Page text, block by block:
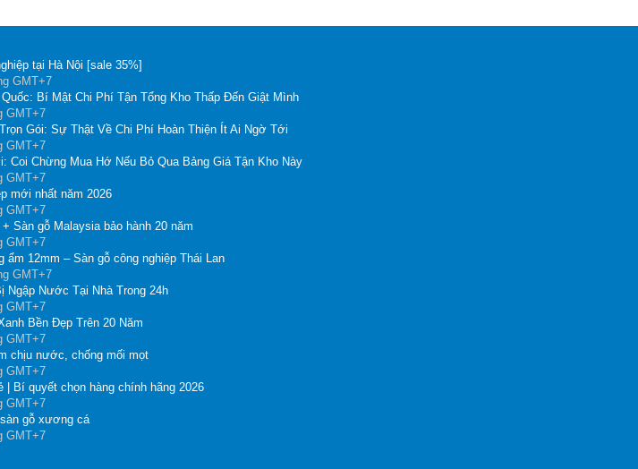
tại Hà Nội [sale 35%]
GMT+7
Bí Mật Chi Phí Tận Tổng Kho Thấp Đến Giật Mình
GMT+7
Gói: Sự Thật Về Chi Phí Hoàn Thiện Ít Ai Ngờ Tới
GMT+7
Coi Chừng Mua Hớ Nếu Bỏ Qua Bảng Giá Tận Kho Này
GMT+7
mới nhất năm 2026
GMT+7
Sàn gỗ Malaysia bảo hành 20 năm
GMT+7
ẩm 12mm – Sàn gỗ công nghiệp Thái Lan
GMT+7
Ngập Nước Tại Nhà Trong 24h
GMT+7
Bền Đẹp Trên 20 Năm
GMT+7
chịu nước, chống mối mọt
GMT+7
| Bí quyết chọn hàng chính hãng 2026
GMT+7
gỗ xương cá
GMT+7